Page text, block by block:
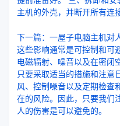
主机的外壳，并断开所有连
下一篇：一屋子电脑主机对
这些影响通常是可控制和可
电磁辐射、噪音以及在密闭
只要采取适当的措施和注意
风、控制噪音以及定期检查
在的风险。因此，只要我们
人的伤害是可以避免的。